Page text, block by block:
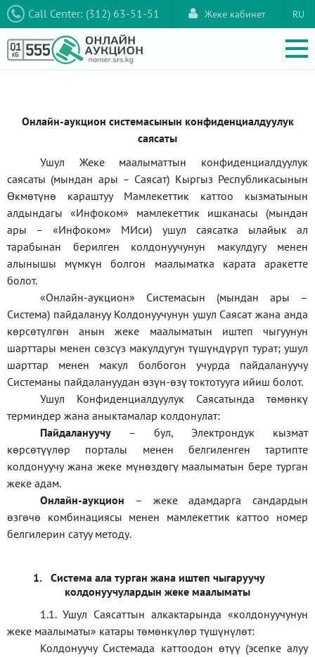
Call Center: (312) 63-51-51 RU
Жеке кабинет
Онлайн-аукцион системасынын конфиденциалдуулук
саясаты
Ушул Жеке маалыматтын конфиденциалдуулук
саясаты (мындан ары – Саясат) Кыргыз Республикасынын
Өкмөтүнө караштуу Мамлекеттик каттоо кызматынын
алдындагы «Инфоком» мамлекеттик ишканасы (мындан
ары –«Инфоком» МИси) ушул саясатка ылайык ал
тарабынан берилген колдонуучунун макулдугу менен
алынышы мүмкүн болгон маалыматка карата аракетте
болот.
«Онлайн-аукцион» Системасын (мындан ары –
Система) пайдалануу Колдонуучунун ушул Саясат жана анда
көрсөтүлгөн анын жеке маалыматын иштеп чыгуунун
шарттары менен сөзсүз макулдугун түшүндүрүп турат; ушул
шарттар менен макул болбогон учурда пайдалануучу
Системаны пайдалануудан өзүн-өзү токтотууга ийиш болот.
Ушул Конфиденциалдуулук Саясатында төмөнкү
терминдер жана аныктамалар колдонулат:
Пайдалануучу – бул, Электрондук кызмат
көрсөтүүлөр порталы менен белгиленген тартипте
колдонуучу жана жеке мүнөздөгү маалыматын бере турган
жеке адам.
Онлайн-аукцион – жеке адамдарга сандардын
өзгөчө комбинациясы менен мамлекеттик каттоо номер
белгилерин сатуу методу.
1. Система ала турган жана иштеп чыгаруучу
колдонуучулардын жеке маалыматы
1.1. Ушул Саясаттын алкактарында«колдонуучунун
жеке маалыматы» катары төмөнкүлөр түшүнүлөт:
Колдонуучу Системада каттоодон өтүү (эсепке алуу